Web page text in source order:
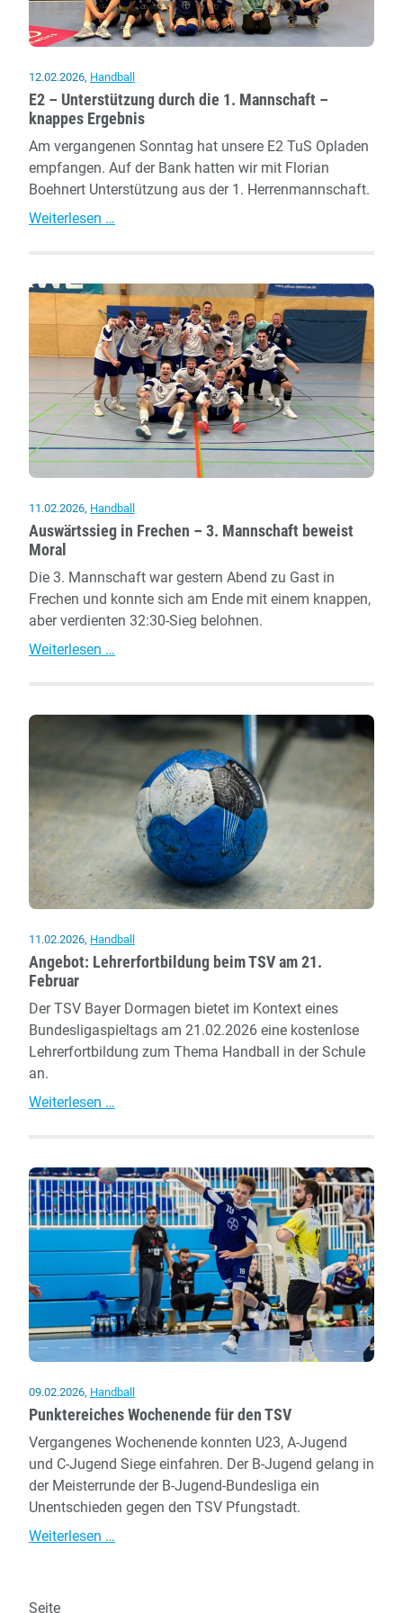
12.02.2026, Handball
E2 – Unterstützung durch die 1. Mannschaft –
knappes Ergebnis
Am vergangenen Sonntag hat unsere E2 TuS Opladen
empfangen. Auf der Bank hatten wir mit Florian
Boehnert Unterstützung aus der 1. Herrenmannschaft.
Weiterlesen …
durch
die
1.
Mannschaft
–
knappes
Ergebnis
11.02.2026, Handball
Auswärtssieg in Frechen – 3. Mannschaft beweist
Moral
Die 3. Mannschaft war gestern Abend zu Gast in
Frechen und konnte sich am Ende mit einem knappen,
aber verdienten 32:30-Sieg belohnen.
Weiterlesen …
–
3.
Mannschaft
beweist
Moral
11.02.2026, Handball
Angebot: Lehrerfortbildung beim TSV am 21.
Februar
Der TSV Bayer Dormagen bietet im Kontext eines
Bundesligaspieltags am 21.02.2026 eine kostenlose
Lehrerfortbildung zum Thema Handball in der Schule
an.
Weiterlesen …
TSV
am
21.
Februar
09.02.2026, Handball
Punktereiches Wochenende für den TSV
Vergangenes Wochenende konnten U23, A-Jugend
und C-Jugend Siege einfahren. Der B-Jugend gelang in
der Meisterrunde der B-Jugend-Bundesliga ein
Unentschieden gegen den TSV Pfungstadt.
Weiterlesen …
Seite